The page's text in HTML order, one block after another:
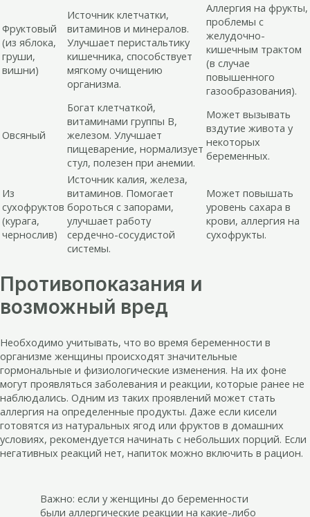
Фруктовый
(из яблока,
груши,
вишни)
Источник клетчатки,
витаминов и минералов.
Улучшает перистальтику
кишечника, способствует
мягкому очищению
организма.
Аллергия на фрукты,
проблемы с
желудочно-
кишечным трактом
(в случае
повышенного
газообразования).
Овсяный
Богат клетчаткой,
витаминами группы В,
железом. Улучшает
пищеварение, нормализует
стул, полезен при анемии.
Может вызывать
вздутие живота у
некоторых
беременных.
Из
сухофруктов
(курага,
чернослив)
Источник калия, железа,
витаминов. Помогает
бороться с запорами,
улучшает работу
сердечно-сосудистой
системы.
Может повышать
уровень сахара в
крови, аллергия на
сухофрукты.
Противопоказания и
возможный вред
Необходимо учитывать, что во время беременности в
организме женщины происходят значительные
гормональные и физиологические изменения. На их фоне
могут проявляться заболевания и реакции, которые ранее не
наблюдались. Одним из таких проявлений может стать
аллергия на определенные продукты. Даже если кисели
готовятся из натуральных ягод или фруктов в домашних
условиях, рекомендуется начинать с небольших порций. Если
негативных реакций нет, напиток можно включить в рацион.
Важно: если у женщины до беременности
были аллергические реакции на какие-либо